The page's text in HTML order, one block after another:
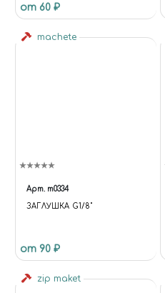
от 60 ₽
machete
Арт. m0334
ЗАГЛУШКА G1/8"
от 90 ₽
zip maket